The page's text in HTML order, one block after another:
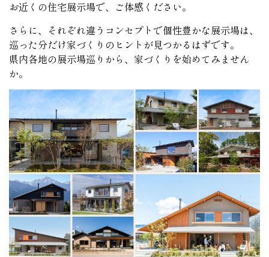
お近くの住宅展示場で、ご体感ください。
さらに、それぞれ違うコンセプトで個性豊かな展示場は、
巡った分だけ家づくりのヒントが見つかるはずです。
県内各地の展示場巡りから、家づくりを始めてみません
か。